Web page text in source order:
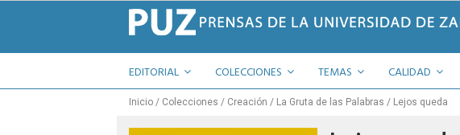
EDITORIAL COLECCIONES TEMAS CALIDAD
Inicio Colecciones Creación La Gruta de las Palabras Lejos queda